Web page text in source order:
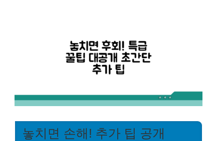
놓치면 손해! 추가 팁 공개